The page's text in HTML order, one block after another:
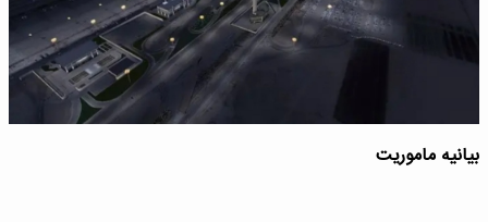
بیانیه ماموریت